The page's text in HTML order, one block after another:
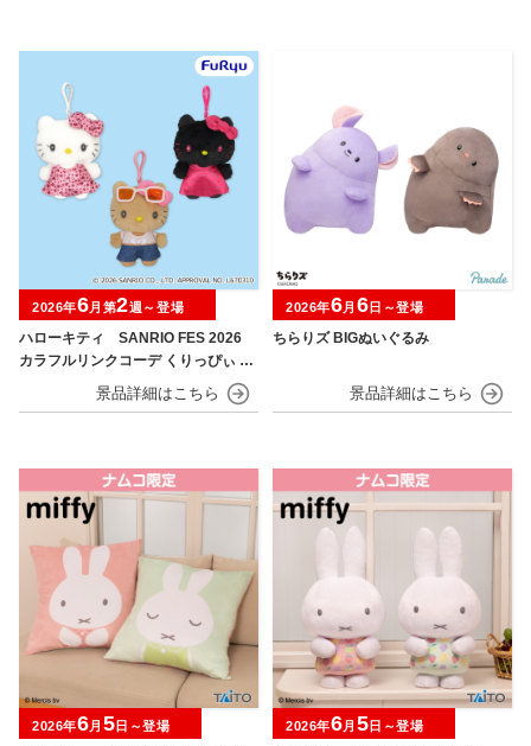
ハローキティ SANRIO FES 2026
カラフルリンクコーデ くりっぴぃ ぬ
2026年6月第2週～登場
ちらりズ BIGぬいぐるみ
2026年6月 6 日～登場
2026年6月 5日～登場 2026年6月 5日～登場